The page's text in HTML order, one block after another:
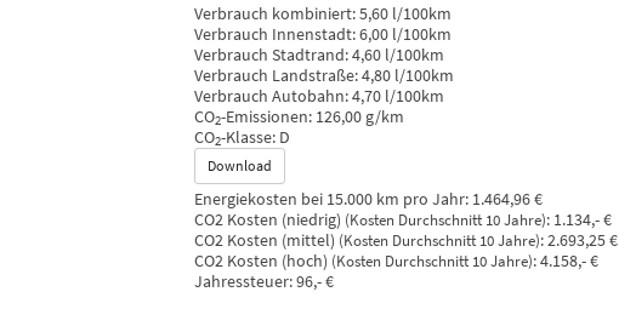
Verbrauch kombiniert:5,60 l/100km
Verbrauch Innenstadt:6,00 l/100km
Verbrauch Stadtrand:4,60 l/100km
Verbrauch Landstraße:4,80 l/100km
Verbrauch Autobahn:4,70 l/100km
CO2-Emissionen: 126,00 g/km
CO2-Klasse: D
Download
Energiekosten bei 15.000 km pro Jahr: 1.464,96 €
CO2 Kosten (niedrig) (Kosten Durchschnitt 10 Jahre): 1.134,- €
CO2 Kosten (mittel) (Kosten Durchschnitt 10 Jahre):2.693,25 €
CO2 Kosten (hoch) (Kosten Durchschnitt 10 Jahre):4.158,- €
Jahressteuer:96,- €